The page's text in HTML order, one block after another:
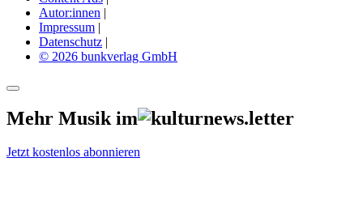
Autor:innen |
Impressum |
Datenschutz |
© 2026 bunkverlag GmbH
Mehr Musik im
Jetzt kostenlos abonnieren